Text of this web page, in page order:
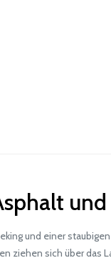
und einer
ziehen sich über das